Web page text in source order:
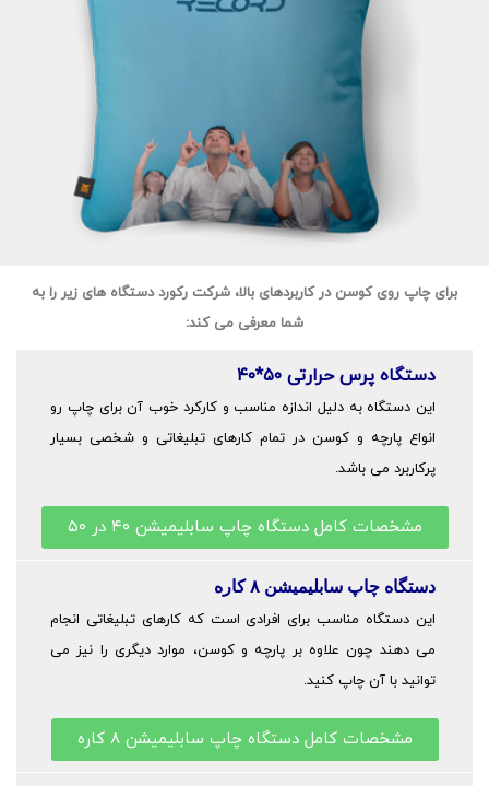
برای چاپ روی کوسن در کاربردهای بالا، شرکت رکورد دستگاه های زیر را به
شما معرفی می کند:
دستگاه پرس حرارتی ۵۰*۴۰
این دستگاه به دلیل اندازه مناسب و کارکرد خوب آن برای چاپ رو
انواع پارچه و کوسن در تمام کارهای تبلیغاتی و شخصی بسیار
پرکاربرد می باشد.
مشخصات کامل دستگاه چاپ سابلیمیشن ۴۰ در ۵۰
دستگاه چاپ سابلیمیشن ۸ کاره
این دستگاه مناسب برای افرادی است که کارهای تبلیغاتی انجام
می دهند چون علاوه بر پارچه و کوسن، موارد دیگری را نیز می
توانید با آن چاپ کنید.
مشخصات کامل دستگاه چاپ سابلیمیشن ۸ کاره